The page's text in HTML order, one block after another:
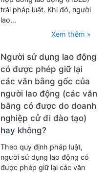
trái pháp luật. Khi đó, người
lao...
Xem thêm »
Người sử dụng lao động
có được phép giữ lại
các văn bằng gốc của
người lao động (các văn
bằng có được do doanh
nghiệp cử đi đào tạo)
hay không?
Theo quy định pháp luật,
người sử dụng lao động có
được phép giữ lại các văn